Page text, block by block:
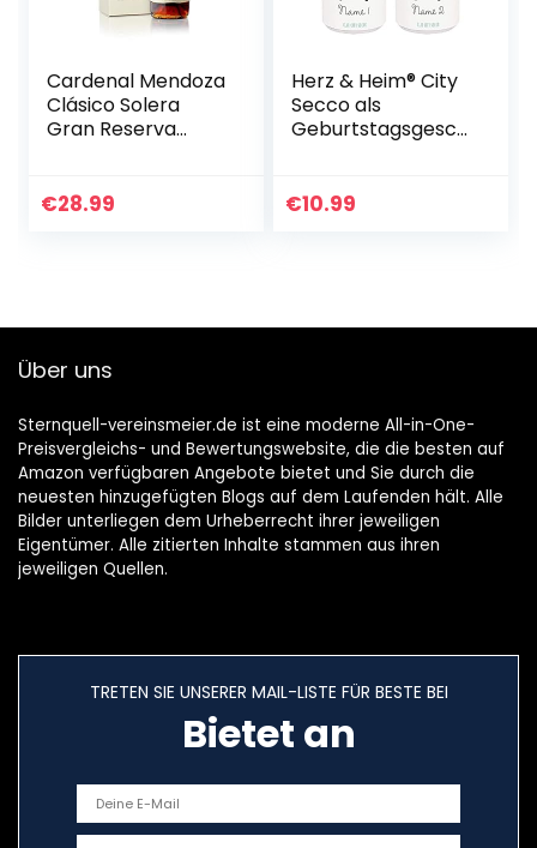
Cardenal Mendoza
Clásico Solera
Gran Reserva
In edler
€28.99
Herz & Heim® City
Secco als
Geburtstagsgesch
Freundinnen-Set
€10.99
Über uns
Sternquell-vereinsmeier.de ist eine moderne All-in-One-
Preisvergleichs- und Bewertungswebsite, die die besten auf
Amazon verfügbaren Angebote bietet und Sie durch die
neuesten hinzugefügten Blogs auf dem Laufenden hält. Alle
Bilder unterliegen dem Urheberrecht ihrer jeweiligen
Eigentümer. Alle zitierten Inhalte stammen aus ihren
jeweiligen Quellen.
TRETEN SIE UNSERER MAIL-LISTE FÜR BESTE BEI
Bietet an